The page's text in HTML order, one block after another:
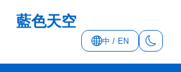
藍色天空
中 / EN